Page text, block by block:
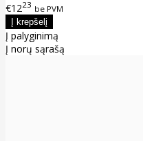
€1223 be PVM
Į palyginimą
Į norų sąrašą